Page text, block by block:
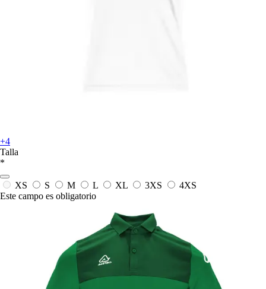
+4
Talla
*
XS S M L XL 3XS
4XS
Este campo es obligatorio